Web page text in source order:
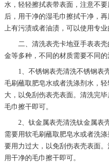
水，轻轻擦拭表带表面，注意不
后，用干净的湿毛巾擦拭干净，
上有污渍或者油渍，可以使用专业
二、清洗表壳卡地亚手表表壳
金等多种，不同的材质需要不同的
1、不锈钢表壳清洗不锈钢表
毛刷蘸取肥皂水或者洗涤剂水，
大，以免刮伤表壳表面。清洗完
毛巾擦干即可。
2、钛金属表壳清洗钛金属表壳
需要用软毛刷蘸取肥皂水或者洗
要用力过大，以免刮伤表壳表面
用干净的毛巾擦干即可。